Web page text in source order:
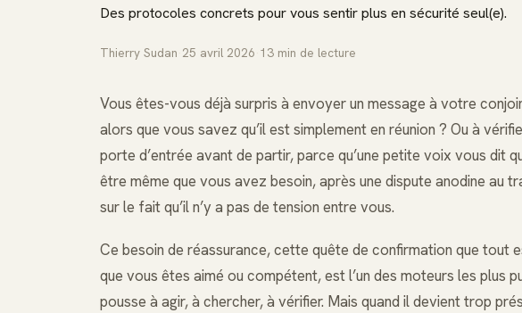
Des protocoles concrets pour vous sentir plus en sécurité seul(e).
Thierry Sudan 25 avril 2026 13 min de lecture
Vous êtes-vous déjà surpris à envoyer un message à votre
alors que vous savez qu’il est simplement en réunion ? Ou à
porte d’entrée avant de partir, parce qu’une petite voix vous dit
être même que vous avez besoin, après une dispute anodine au
sur le fait qu’il n’y a pas de tension entre vous.
Ce besoin de réassurance, cette quête de confirmation que tout
que vous êtes aimé ou compétent, est l’un des moteurs les plus
pousse à agir, à chercher, à vérifier. Mais quand il devient trop